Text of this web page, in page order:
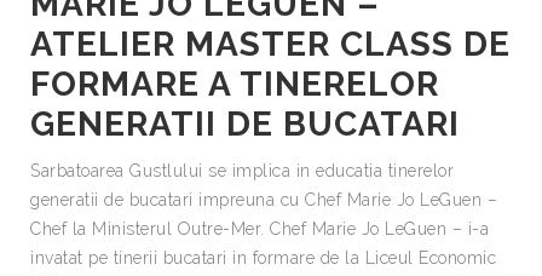
ATELIER MASTER CLASS DE
FORMARE A TINERELOR
GENERATII DE BUCATARI
Sarbatoarea Gustlului se implica in educatia tinerelor
generatii de bucatari impreuna cu Chef Marie Jo LeGuen –
Chef la Ministerul Outre-Mer. Chef Marie Jo LeGuen – i-a
invatat pe tinerii bucatari in formare de la Liceul Economic